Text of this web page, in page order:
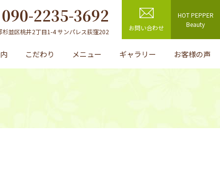
こだわり メニュー ギャラリー お客様の声
090-2235-3692
並区桃井2丁目1-4サンパレス荻窪202 お問い合わせ
HOT PEPPER
Beauty